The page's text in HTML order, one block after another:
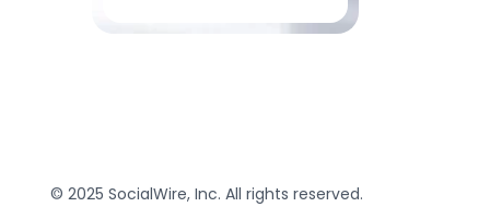
© 2025 SocialWire, Inc. All rights reserved.